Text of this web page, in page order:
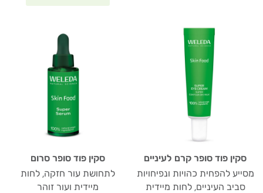
סקין פוד סופר קרם לעיניים
מסייע להפחית כהויות ונפיחויות
סביב העיניים, לחות מיידית
סקין פוד סופר סרום
לתחושת עור חזקה, לחות
מיידית ועור זוהר